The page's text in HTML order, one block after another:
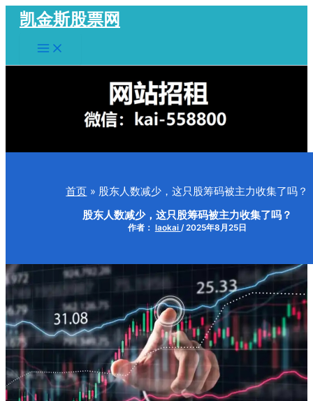
容
凯金斯股票网
Main
Menu
首页 股东人数减少，这只股筹码被主力收集了吗？
股东人数减少，这只股筹码被主力收集了吗？
作者： laokai /2025年8月25日